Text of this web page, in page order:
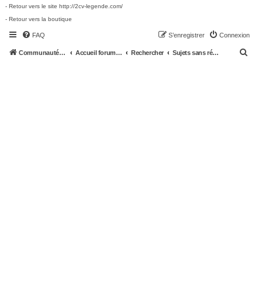
- Retour vers le site http://2cv-legende.com/
- Retour vers la boutique
FAQ Connexion
S’enregistrer
Communauté 2cv-legende.com Accueil forum 2cv-legende.com Rechercher Sujets sans réponse